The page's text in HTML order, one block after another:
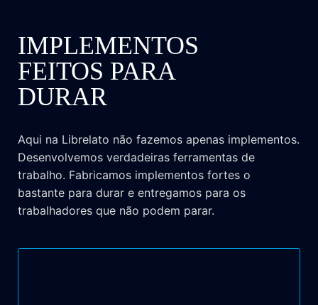
IMPLEMENTOS
FEITOS PARA
DURAR
Aqui na Librelato não fazemos apenas implementos.
Desenvolvemos verdadeiras ferramentas de
trabalho. Fabricamos implementos fortes o
bastante para durar e entregamos para os
trabalhadores que não podem parar.